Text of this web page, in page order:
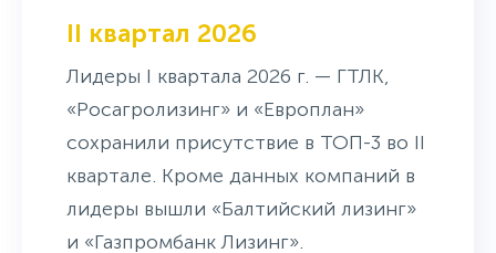
II квартал 2026
Лидеры I квартала 2026 г. — ГТЛК,
«Росагролизинг» и «Европлан»
сохранили присутствие в ТОП-3 во II
квартале. Кроме данных компаний в
лидеры вышли «Балтийский лизинг»
и «Газпромбанк Лизинг».